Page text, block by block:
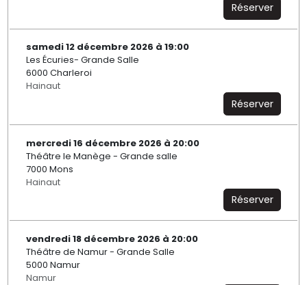
Réserver
samedi 12 décembre 2026 à 19:00
Les Écuries- Grande Salle
6000 Charleroi
Hainaut
Réserver
mercredi 16 décembre 2026 à 20:00
Théâtre le Manège - Grande salle
7000 Mons
Hainaut
Réserver
vendredi 18 décembre 2026 à 20:00
Théâtre de Namur - Grande Salle
5000 Namur
Namur